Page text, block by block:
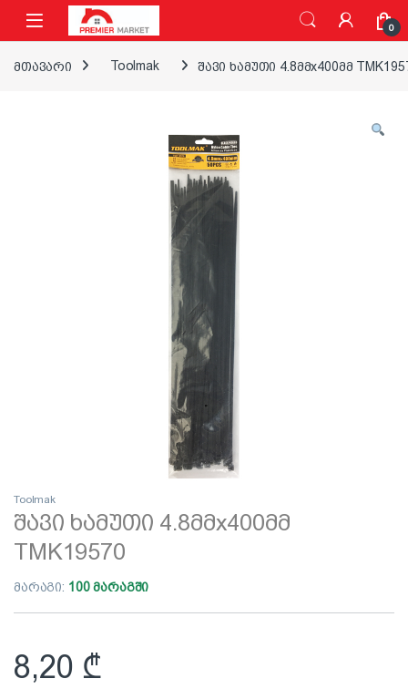
ნავიგაციაზე გადასვლა
შინაარსზე გადასვლა
0
მთავარი Toolmak შავი ხამუთი 4.8მმx400მმ
Toolmak
შავი ხამუთი 4.8მმx400მმ
TMK19570
მარაგი: 100 მარაგში
8,20 ₾